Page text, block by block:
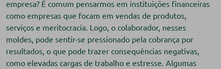
empresa? É comum pensarmos em instituições financeiras
como empresas que focam em vendas de produtos,
serviços e meritocracia. Logo, o colaborador, nesses
moldes, pode sentir-se pressionado pela cobrança por
resultados, o que pode trazer consequências negativas,
como elevadas cargas de trabalho e estresse. Algumas